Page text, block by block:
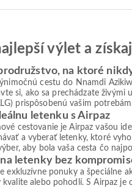
výlet a
na ktoré
cestu do Nnamdi
si, ako sa prechádzate
prispôsobenú vašim
letenku s Airpaz
cestovanie je Airpaz vašou
a vyberať letenky, ktoré
aby bola vaša cesta čo
letenky bez
exkluzívne ponuky a špeciálne
alebo pohodlí. S Airpaz je